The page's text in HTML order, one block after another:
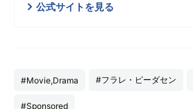
公式サイトを見る
#Movie,Drama #フラレ・ピーダセン
#Sponsored